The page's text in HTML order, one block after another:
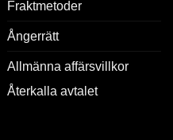
Fraktmetoder
Ångerrätt
Allmänna affärsvillkor
Återkalla avtalet